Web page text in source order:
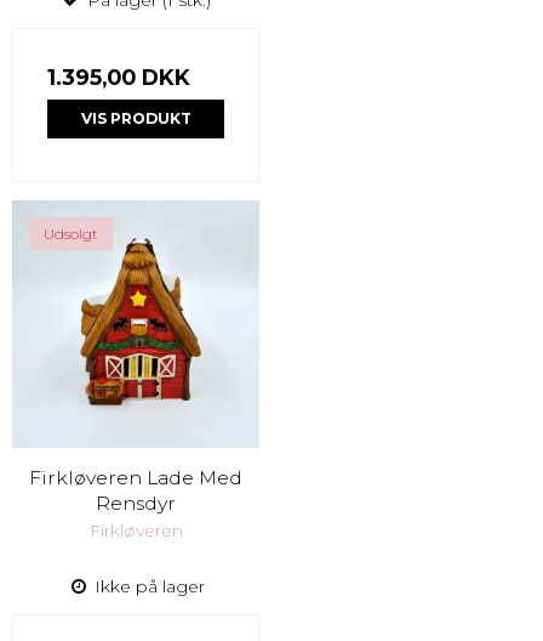
1.395,00 DKK
VIS PRODUKT
Udsolgt
Firkløveren Lade Med
Rensdyr
Firkløveren
Ikke på lager